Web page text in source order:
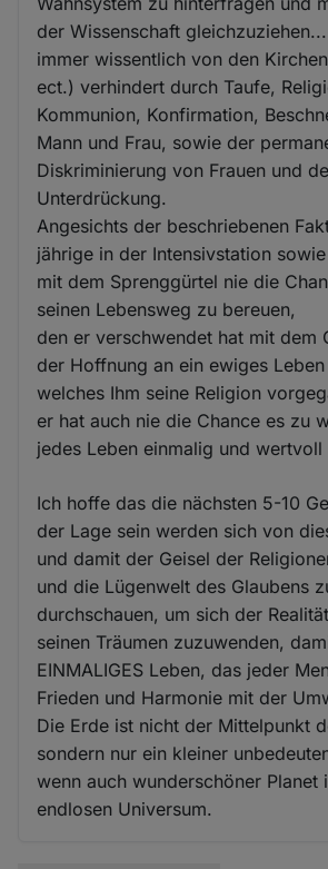
der Wissenschaft
immer wissentlich von den
ect.) verhindert durch Taufe,
Kommunion, Konfirmation,
Mann und Frau, sowie der
Diskriminierung von Frauen und
Unterdrückung.
Angesichts der beschriebenen
jährige in der Intensivstation
mit dem Sprenggürtel nie die
seinen Lebensweg zu bereuen,
den er verschwendet hat mit dem
der Hoffnung an ein ewiges
welches Ihm seine Religion
er hat auch nie die Chance es zu
jedes Leben einmalig und wertvoll
Ich hoffe das die nächsten 5-10
der Lage sein werden sich von
und damit der Geisel der
und die Lügenwelt des Glaubens
durchschauen, um sich der
seinen Träumen zuzuwenden,
EINMALIGES Leben, das jeder
Frieden und Harmonie mit der
Die Erde ist nicht der Mittelpunkt
sondern nur ein kleiner
wenn auch wunderschöner Planet
endlosen Universum.